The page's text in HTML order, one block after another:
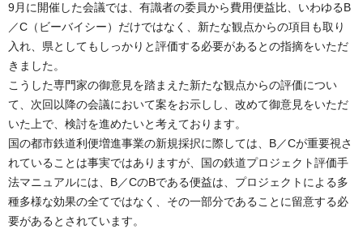
9月に開催した会議では、有識者の委員から費用便益比、いわゆるB
／C（ビーバイシー） だけではなく、新たな観点からの項目も取り
入れ、県としてもしっかりと評価する必要があるとの指摘をいただ
きました。
こうした専門家の御意見を踏まえた新たな観点からの評価につい
て、次回以降の会議において案をお示しし、改めて御意見をいただ
いた上で、検討を進めたいと考えております。
国の都市鉄道利便増進事業の新規採択に際しては、 B／Cが重要視さ
れていることは事実ではありますが、国の鉄道プロジェクト評価手
法マニュアルには、 B／CのBである便益は、プロジェクトによる多
種多様な効果の全てではなく、その一部分であることに留意する必
要があるとされています。